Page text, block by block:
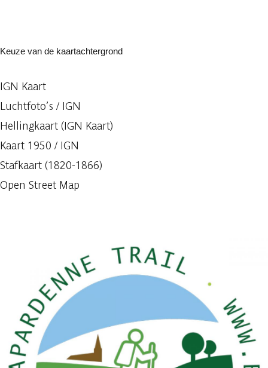
Keuze van de kaartachtergrond
IGN Kaart
Luchtfoto’s / IGN
Hellingkaart (IGN Kaart)
Kaart 1950 / IGN
Stafkaart (1820-1866)
Open Street Map